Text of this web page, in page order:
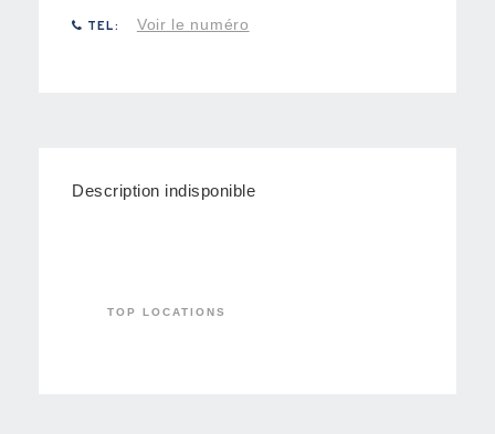
TEL: Voir le numéro
Description indisponible
TOP LOCATIONS